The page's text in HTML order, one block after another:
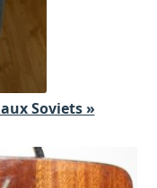
Soviets »